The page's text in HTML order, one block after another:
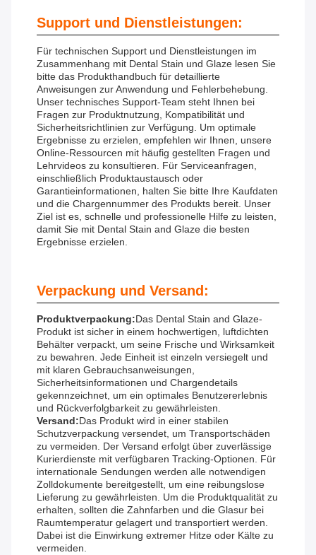
Support und Dienstleistungen:
Für technischen Support und Dienstleistungen im
Zusammenhang mit Dental Stain und Glaze lesen Sie
bitte das Produkthandbuch für detaillierte
Anweisungen zur Anwendung und Fehlerbehebung.
Unser technisches Support-Team steht Ihnen bei
Fragen zur Produktnutzung, Kompatibilität und
Sicherheitsrichtlinien zur Verfügung. Um optimale
Ergebnisse zu erzielen, empfehlen wir Ihnen, unsere
Online-Ressourcen mit häufig gestellten Fragen und
Lehrvideos zu konsultieren. Für Serviceanfragen,
einschließlich Produktaustausch oder
Garantieinformationen, halten Sie bitte Ihre Kaufdaten
und die Chargennummer des Produkts bereit. Unser
Ziel ist es, schnelle und professionelle Hilfe zu leisten,
damit Sie mit Dental Stain and Glaze die besten
Ergebnisse erzielen.
Verpackung und Versand:
Produktverpackung:Das Dental Stain and Glaze-
Produkt ist sicher in einem hochwertigen, luftdichten
Behälter verpackt, um seine Frische und Wirksamkeit
zu bewahren. Jede Einheit ist einzeln versiegelt und
mit klaren Gebrauchsanweisungen,
Sicherheitsinformationen und Chargendetails
gekennzeichnet, um ein optimales Benutzererlebnis
und Rückverfolgbarkeit zu gewährleisten.
Versand:Das Produkt wird in einer stabilen
Schutzverpackung versendet, um Transportschäden
zu vermeiden. Der Versand erfolgt über zuverlässige
Kurierdienste mit verfügbaren Tracking-Optionen. Für
internationale Sendungen werden alle notwendigen
Zolldokumente bereitgestellt, um eine reibungslose
Lieferung zu gewährleisten. Um die Produktqualität zu
erhalten, sollten die Zahnfarben und die Glasur bei
Raumtemperatur gelagert und transportiert werden.
Dabei ist die Einwirkung extremer Hitze oder Kälte zu
vermeiden.